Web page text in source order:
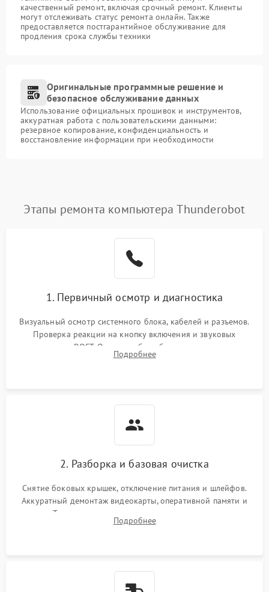
качественный ремонт, включая срочный ремонт. Клиенты
могут отслеживать статус ремонта онлайн. Также
предоставляется постгарантийное обслуживание для
продления срока службы техники
Оригинальные программные решение и
безопасное обслуживание данных
Использование официальных прошивок и инструментов,
аккуратная работа с пользовательскими данными:
резервное копирование, конфиденциальность и
восстановление информации при необходимости
Этапы ремонта компьютера Thunderobot
1. Первичный осмотр и диагностика
Визуальный осмотр системного блока, кабелей и разъемов.
Проверка реакции на кнопку включения и звуковых
сигналов POST. Оценка работы блока питания для
локализации базовых неисправностей без полного разбора.
Подробнее
2. Разборка и базовая очистка
Снятие боковых крышек, отключение питания и шлейфов.
Аккуратный демонтаж видеокарты, оперативной памяти и
кулеров. Тщательная очистка корпуса и радиаторов от пыли
с помощью сжатого воздуха для предотвращения
Подробнее